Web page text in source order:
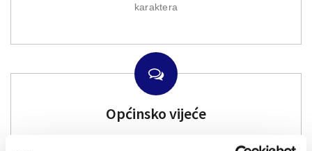
karaktera
Općinsko vijeće